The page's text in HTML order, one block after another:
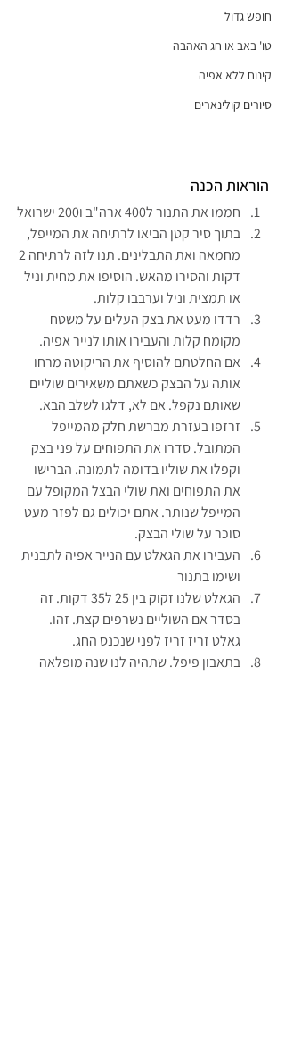
חופש גדול
טו' באב או חג האהבה
קינוח ללא אפיה
סיורים קולינארים
הוראות הכנה
חממו את התנור ל400 ארה"ב ו200 ישרואל
בתוך סיר קטן הביאו לרתיחה את המייפל,
דקות והסירו מהאש. הוסיפו את מחית וניל
או תמצית וניל וערבבו קלות.
רדדו מעט את בצק העלים על משטח
מקומח קלות והעבירו אותו לנייר אפיה.
אם החלטתם להוסיף את הריקוטה מרחו
אותה על הבצק כשאתם משאירים שוליים
שאותם נקפל. אם לא, דלגו לשלב הבא.
זרזפו בעזרת מברשת חלק מהמייפל
המתובל. סדרו את התפוחים על פני בצק
וקפלו את שוליו בדומה לתמונה. הברישו
את התפוחים ואת שולי הבצל המקופל עם
המייפל שנותר. אתם יכולים גם לפזר מעט
סוכר על שולי הבצק.
העבירו את הגאלט עם הנייר אפיה לתבנית
ושימו בתנור
הגאלט שלנו זקוק בין 25 ל35 דקות. זה
בסדר אם השוליים נשרפים קצת. זהו.
גאלט זריז זריז לפני שנכנס החג.
בתאבון פיפל. שתהיה לנו שנה מופלאה